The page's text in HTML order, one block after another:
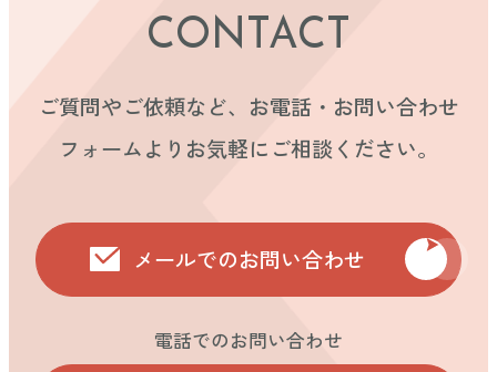
CONTACT
ご質問やご依頼など、お電話・お問い合わせ
フォームよりお気軽にご相談ください。
メールでのお問い合わせ
電話でのお問い合わせ